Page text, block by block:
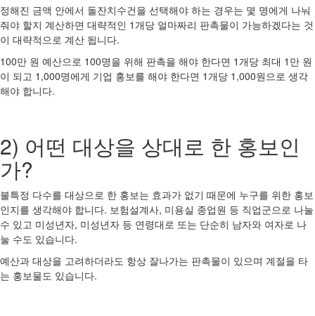
정해진 금액 안에서 돌잔치수건을 선택해야 하는 경우는 몇 명에게 나눠
줘야 할지 계산하면 대략적인 1개당 얼마짜리 판촉물이 가능하겠다는 것
이 대략적으로 계산 됩니다.
100만 원 예산으로 100명을 위해 판촉을 해야 한다면 1개당 최대 1만 원
이 되고 1,000명에게 기업 홍보를 해야 한다면 1개당 1,000원으로 생각
해야 합니다.
2) 어떤 대상을 상대로 한 홍보인
가?
불특정 다수를 대상으로 한 홍보는 효과가 없기 때문에 누구를 위한 홍보
인지를 생각해야 합니다. 보험설계사, 미용실 종업원 등 직업군으로 나눌
수 있고 미성년자, 미성년자 등 연령대로 또는 단순히 남자와 여자로 나
눌 수도 있습니다.
예산과 대상을 고려하더라도 항상 잘나가는 판촉물이 있으며 계절을 타
는 홍보물도 있습니다.